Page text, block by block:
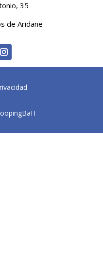
35
de Aridane